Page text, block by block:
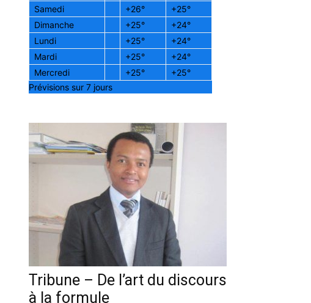
Samedi
+26° +25°
Dimanche
+25° +24°
Lundi
+25° +24°
Mardi
+25° +24°
Mercredi
+25° +25°
Prévisions sur 7 jours
Tribune – De l’art du discours
à la formule